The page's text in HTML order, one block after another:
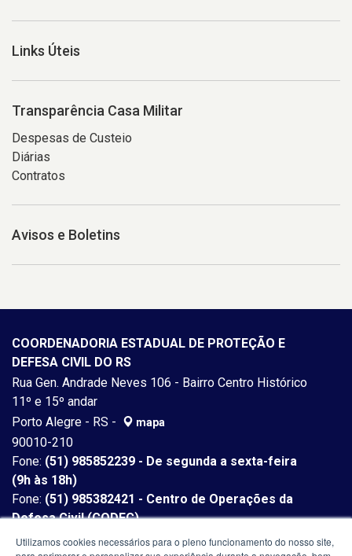
Links Úteis
Transparência Casa Militar
Despesas de Custeio
Diárias
Contratos
Avisos e Boletins
COORDENADORIA ESTADUAL DE PROTEÇÃO E
DEFESA CIVIL DO RS
Rua Gen. Andrade Neves 106 - Bairro Centro Histórico
11º e 15º andar
Porto Alegre - RS -
mapa
90010-210
Fone: (51) 985852239 - De segunda a sexta-feira
(9h às 18h)
Fone: (51) 985382421 - Centro de Operações da
Defesa Civil (CODEC)
Utilizamos cookies necessários para o pleno funcionamento do nosso site,